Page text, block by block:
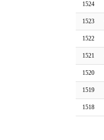
1524
1523
1522
1521
1520
1519
1518